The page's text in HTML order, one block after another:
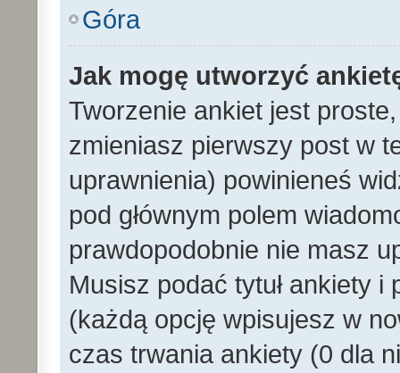
Góra
Jak mogę utworzyć
Tworzenie ankiet jest
zmieniasz pierwszy post w
uprawnienia) powinieneś
pod głównym polem
prawdopodobnie nie masz
Musisz podać tytuł ankiety
(każdą opcję wpisujesz w
czas trwania ankiety (0 dla